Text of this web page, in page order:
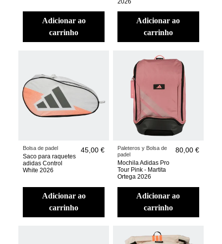
adicionar ao
carrinho
adicionar ao
carrinho
Bolsa de padel
Saco para raquetes
adidas Control
White 2026
45,00 €
adicionar ao
carrinho
Paleteros y Bolsa de
padel
Mochila Adidas Pro
Tour Pink - Martita
Ortega 2026
80,00 €
adicionar ao
carrinho